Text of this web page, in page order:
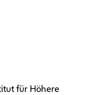
für Höhere